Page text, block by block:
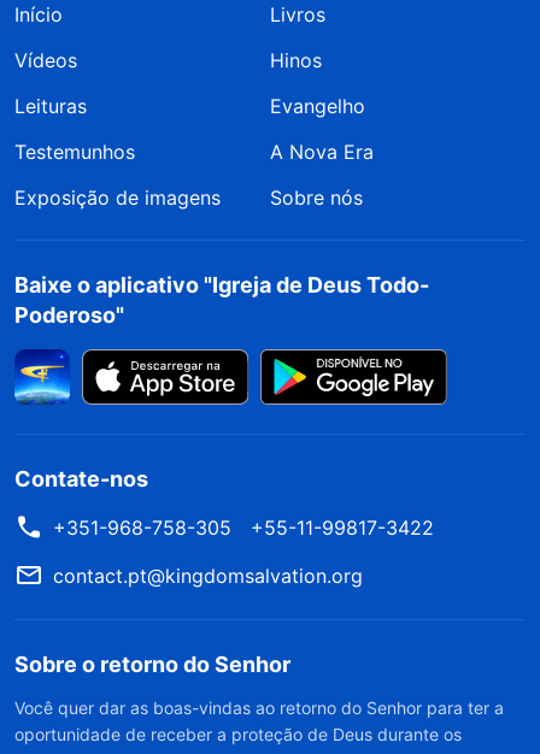
Início
Livros
Vídeos
Hinos
Leituras
Evangelho
Testemunhos
A Nova Era
Exposição de imagens
Sobre nós
Baixe o aplicativo "Igreja de Deus Todo-
Poderoso"
Contate-nos
+351-968-758-305
+55-11-99817-3422
contact.pt@kingdomsalvation.org
Sobre o retorno do Senhor
Você quer dar as boas-vindas ao retorno do Senhor para ter a
oportunidade de receber a proteção de Deus durante os